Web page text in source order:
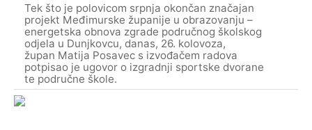
Tek što je polovicom srpnja okončan značajan
projekt Međimurske županije u obrazovanju –
energetska obnova zgrade područnog školskog
odjela u Dunjkovcu, danas, 26. kolovoza,
župan Matija Posavec s izvođačem radova
potpisao je ugovor o izgradnji sportske dvorane
te područne škole.